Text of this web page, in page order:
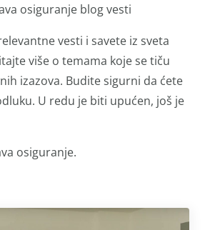
osiguranje blog vesti
vesti i savete iz sveta
više o temama koje se tiču
izazova. Budite sigurni da ćete
U redu je biti upućen, još je
osiguranje.